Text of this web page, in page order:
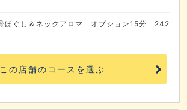
骨ほぐし＆ネックアロマ オプション15分 242
この店舗のコースを選ぶ